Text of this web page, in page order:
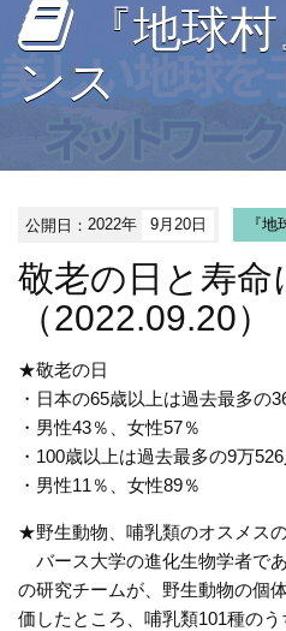
『地球
ンス
公開日：2022年 9月20日 『
敬老の日と寿命
（2022.09.20）
★敬老の日
・日本の65歳以上は過去最多の
・男性43％、女性57％
・100歳以上は過去最多の9万526
・男性11％、女性89％
★野生動物、哺乳類のオスメス
バース大学の進化生物学者で
の研究チームが、野生動物の個
価したところ、哺乳類101種の